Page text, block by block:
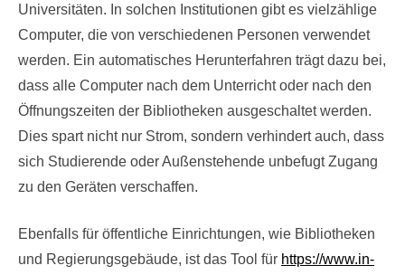
Universitäten. In solchen Institutionen gibt es vielzählige
Computer, die von verschiedenen Personen verwendet
werden. Ein automatisches Herunterfahren trägt dazu bei,
dass alle Computer nach dem Unterricht oder nach den
Öffnungszeiten der Bibliotheken ausgeschaltet werden.
Dies spart nicht nur Strom, sondern verhindert auch, dass
sich Studierende oder Außenstehende unbefugt Zugang
zu den Geräten verschaffen.
Ebenfalls für öffentliche Einrichtungen, wie Bibliotheken
und Regierungsgebäude, ist das Tool für https://www.in-